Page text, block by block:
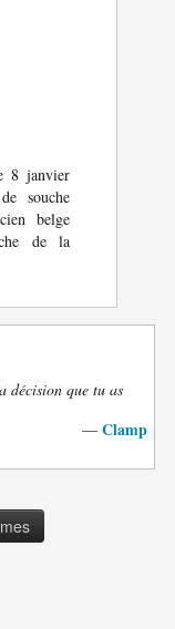
8 janvier
souche
belge
de la
décision que tu as
— Clamp